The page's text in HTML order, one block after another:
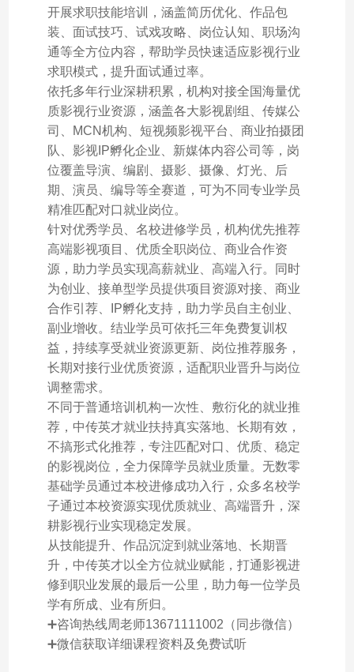
开展求职技能培训，涵盖简历优化、作品包
装、面试技巧、试戏攻略、岗位认知、职场沟
通等全方位内容，帮助学员快速适应影视行业
求职模式，提升面试通过率。
依托多年行业深耕积累，机构对接全国海量优
质影视行业资源，涵盖各大影视剧组、传媒公
司、MCN机构、短视频影视平台、商业拍摄团
队、影视IP孵化企业、新媒体内容公司等，岗
位覆盖导演、编剧、摄影、摄像、灯光、后
期、演员、编导等全赛道，可为不同专业学员
精准匹配对口就业岗位。
针对优秀学员、名校进修学员，机构优先推荐
高端影视项目、优质全职岗位、商业合作资
源，助力学员实现高薪就业、高端入行。同时
为创业、接单型学员提供项目资源对接、商业
合作引荐、IP孵化支持，助力学员自主创业、
副业增收。结业学员可依托三年免费复训权
益，持续享受就业资源更新、岗位推荐服务，
长期对接行业优质资源，适配职业晋升与岗位
调整需求。
不同于普通培训机构一次性、敷衍化的就业推
荐，中传英才就业扶持真实落地、长期有效，
不搞形式化推荐，专注匹配对口、优质、稳定
的影视岗位，全力保障学员就业质量。无数零
基础学员通过本校进修成功入行，众多名校学
子通过本校资源实现优质就业、高端晋升，深
耕影视行业实现稳定发展。
从技能提升、作品沉淀到就业落地、长期晋
升，中传英才以全方位就业赋能，打通影视进
修到职业发展的最后一公里，助力每一位学员
学有所成、业有所归。
➕咨询热线周老师13671111002（同步微信）
➕微信获取详细课程资料及免费试听